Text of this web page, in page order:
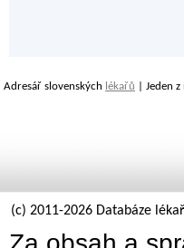
Adresář slovenských lékařů | Jeden
(c) 2011-2026 Databáze